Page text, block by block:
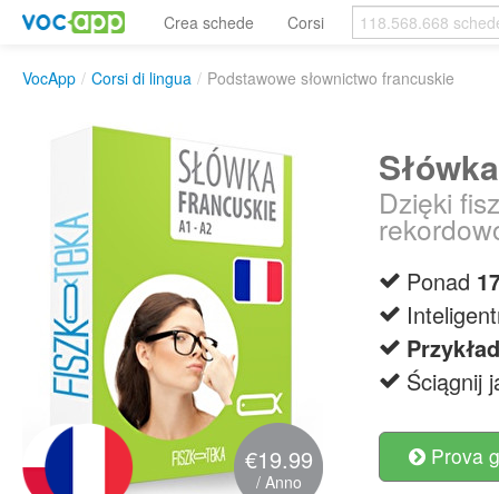
Crea schede Corsi
VocApp / Corsi di lingua / Podstawowe słownictwo francuskie
€19.99
/ Anno
Dzięki
Ponad
Ściągnij
Prova